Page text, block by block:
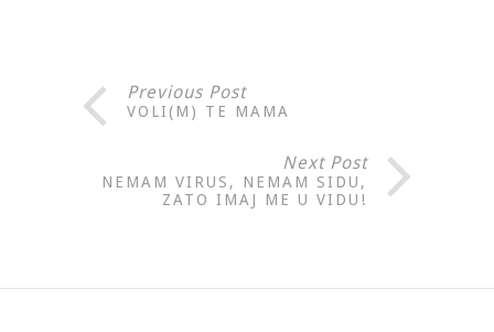
Previous Post
VOLI(M) TE MAMA
Next Post
NEMAM VIRUS, NEMAM SIDU,
ZATO IMAJ ME U VIDU!